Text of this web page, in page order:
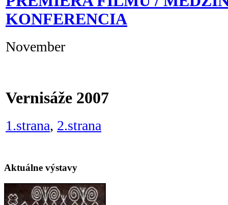
KONFERENCIA
November
Vernisáže 2007
1.strana, 2.strana
Aktuálne výstavy